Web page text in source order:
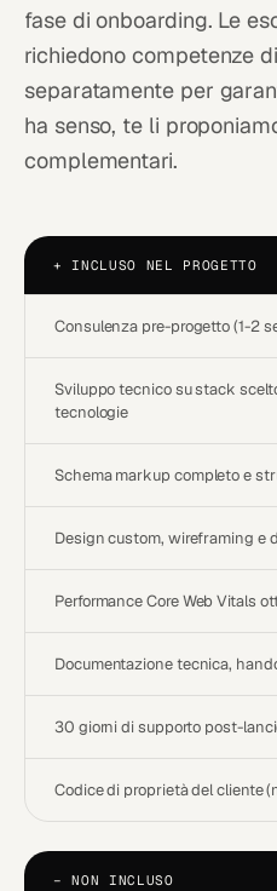
fase di onboarding. Le
richiedono competenze
separatamente per
ha senso, te li
complementari.
+ INCLUSO NEL PROGETTO
− NON INCLUSO
Consulenza pre-progetto (1-2
Sviluppo tecnico su stack
tecnologie
Schema markup completo e
Design custom, wireframing e
Performance Core Web Vitals
Documentazione tecnica,
30 giorni di supporto post-
Codice di proprietà del cliente